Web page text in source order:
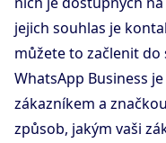
jejich souhlas je
můžete to začlenit
WhatsApp Business
zákazníkem a
způsob, jakým vaši